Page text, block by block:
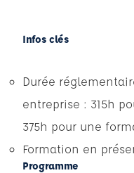
Infos clés
Durée
entreprise : 315h
375h pour une
Formation en
Programme